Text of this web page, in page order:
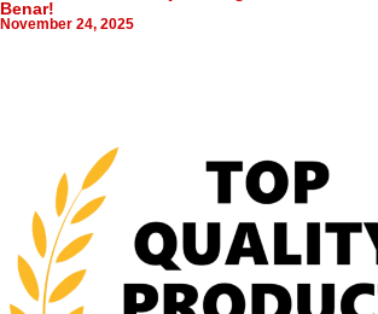
Benar!
November 24, 2025